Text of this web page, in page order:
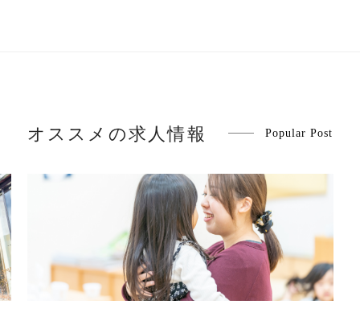
オススメの求人情報 Popular Post